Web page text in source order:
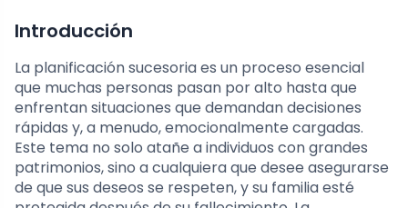
Introducción
La planificación sucesoria es un proceso esencial
que muchas personas pasan por alto hasta que
enfrentan situaciones que demandan decisiones
rápidas y, a menudo, emocionalmente cargadas.
Este tema no solo atañe a individuos con grandes
patrimonios, sino a cualquiera que desee asegurarse
de que sus deseos se respeten, y su familia esté